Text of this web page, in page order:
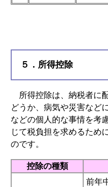
５．所得控除
所得控除は、納税者に
どうか、病気や災害など
などの個人的な事情を考
じて税負担を求めるため
のです。
控除の種類
前年